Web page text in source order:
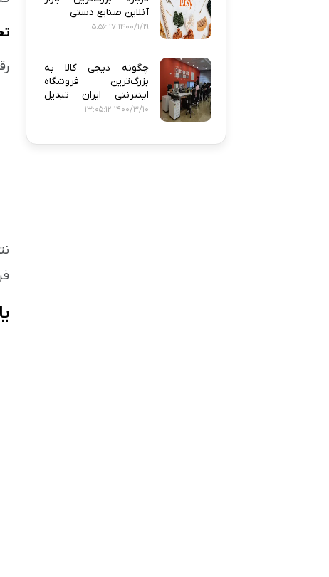
آنلاین صنایع دستی
1400/1/19 5:56:17
چگونه دیجی‌ کالا به
بزرگ‌ترین فروشگاه
اینترنتی ایران تبدیل
شد؟
1400/3/10 13:05:12